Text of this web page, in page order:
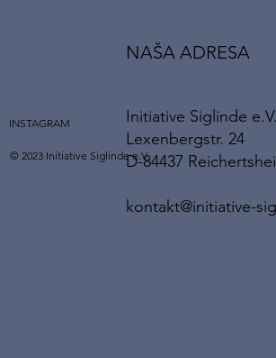
NAŠA ADRESA
Initiative Siglinde e.V.
Lexenbergstr. 24
D-84437
kontakt@initiative-
INSTAGRAM
© 2023 Initiative Siglinde e.V.